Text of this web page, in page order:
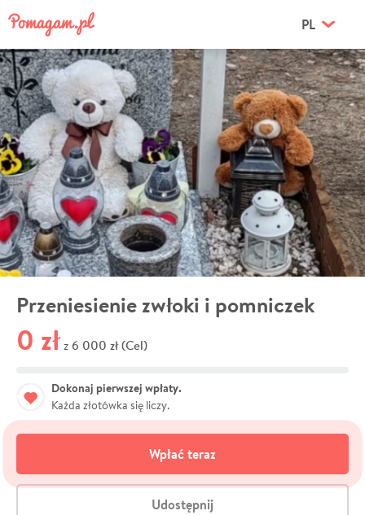
PL
Przeniesienie zwłoki i pomniczek
0 zł z 6 000 zł (Cel)
Dokonaj pierwszej wpłaty.
Każda złotówka się liczy.
Wpłać teraz
Udostępnij